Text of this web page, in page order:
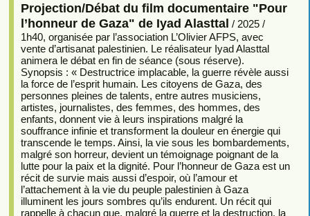
Projection/Débat du film documentaire "Pour
l’honneur de Gaza" de Iyad Alasttal / 2025 /
1h40, organisée par l’association L’Olivier AFPS, avec
vente d’artisanat palestinien. Le réalisateur Iyad Alasttal
animera le débat en fin de séance (sous réserve).
Synopsis : « Destructrice implacable, la guerre révèle aussi
la force de l’esprit humain. Les citoyens de Gaza, des
personnes pleines de talents, entre autres musiciens,
artistes, journalistes, des femmes, des hommes, des
enfants, donnent vie à leurs inspirations malgré la
souffrance infinie et transforment la douleur en énergie qui
transcende le temps. Ainsi, la vie sous les bombardements,
malgré son horreur, devient un témoignage poignant de la
lutte pour la paix et la dignité. Pour l’honneur de Gaza est un
récit de survie mais aussi d’espoir, où l’amour et
l’attachement à la vie du peuple palestinien à Gaza
illuminent les jours sombres qu’ils endurent. Un récit qui
rappelle à chacun que, malgré la guerre et la destruction, la